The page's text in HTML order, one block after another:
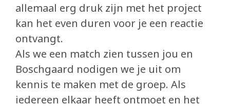
allemaal erg druk zijn met het project
kan het even duren voor je een reactie
ontvangt.
Als we een match zien tussen jou en
Boschgaard nodigen we je uit om
kennis te maken met de groep. Als
iedereen elkaar heeft ontmoet en het